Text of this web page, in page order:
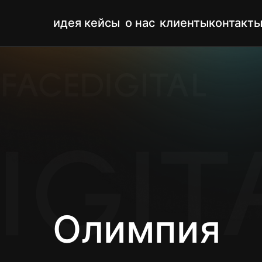
идея кейсы о нас клиентыконтакты
Олимпия